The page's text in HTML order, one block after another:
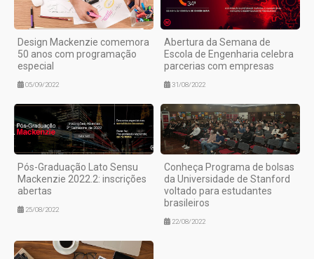
Design Mackenzie comemora
50 anos com programação
especial
05/09/2022
Abertura da Semana de
Escola de Engenharia celebra
parcerias com empresas
31/08/2022
Pós-Graduação Lato Sensu
Mackenzie 2022.2: inscrições
abertas
25/08/2022
Conheça Programa de bolsas
da Universidade de Stanford
voltado para estudantes
brasileiros
22/08/2022